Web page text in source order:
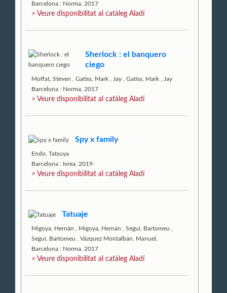
Barcelona : Norma, 2017
> Veure disponibilitat al catàleg Aladí
Sherlock : el banquero
ciego
Moffat, Steven ,Gatiss, Mark Jay ,Gatiss, Mark
Jay
Barcelona : Norma, 2017
> Veure disponibilitat al catàleg Aladí
Spy x family
Endo, Tatsuya
Barcelona : Ivrea, 2019-
> Veure disponibilitat al catàleg Aladí
Tatuaje
Migoya, Hernán Migoya, Hernán ,Seguí, Bartomeu
Seguí, Bartomeu
,Vázquez Montalbán, Manuel,
Barcelona : Norma, 2017
> Veure disponibilitat al catàleg Aladí